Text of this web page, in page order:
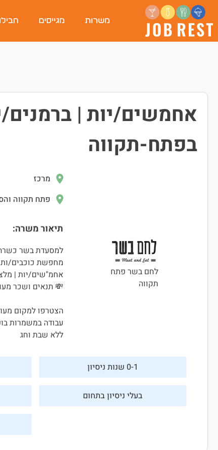
משרות מגייסים
אחמשים/יות |
בפתח-תקווה
לחם בשר פתח
תקווה
מרכז
פתח תקווה
תיאור משרה:
למסעדת בשר
מחפשת כוכבים/
אחמ"שים/יות |
💸 תנאים ושכר
הצטרפו למקום
עבודה במשמרות
ללא שבת וחג
0-1 שנות ניסיון
בעלי ניסיון בתחום